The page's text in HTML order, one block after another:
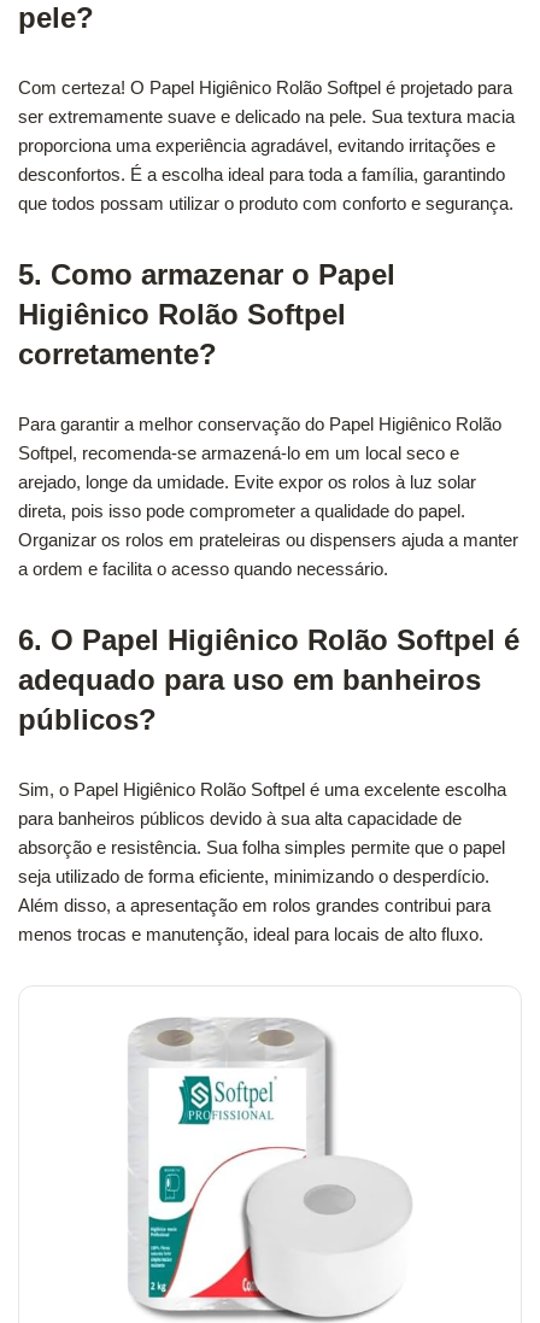
pele?
Com certeza! O Papel Higiênico Rolão Softpel é projetado para
ser extremamente suave e delicado na pele. Sua textura macia
proporciona uma experiência agradável, evitando irritações e
desconfortos. É a escolha ideal para toda a família, garantindo
que todos possam utilizar o produto com conforto e segurança.
5. Como armazenar o Papel
Higiênico Rolão Softpel
corretamente?
Para garantir a melhor conservação do Papel Higiênico Rolão
Softpel, recomenda-se armazená-lo em um local seco e
arejado, longe da umidade. Evite expor os rolos à luz solar
direta, pois isso pode comprometer a qualidade do papel.
Organizar os rolos em prateleiras ou dispensers ajuda a manter
a ordem e facilita o acesso quando necessário.
6. O Papel Higiênico Rolão Softpel é
adequado para uso em banheiros
públicos?
Sim, o Papel Higiênico Rolão Softpel é uma excelente escolha
para banheiros públicos devido à sua alta capacidade de
absorção e resistência. Sua folha simples permite que o papel
seja utilizado de forma eficiente, minimizando o desperdício.
Além disso, a apresentação em rolos grandes contribui para
menos trocas e manutenção, ideal para locais de alto fluxo.